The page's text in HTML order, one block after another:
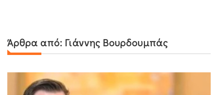
Άρθρα από: Γιάννης Βουρδουμπάς